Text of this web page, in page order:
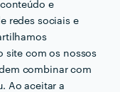
e
redes sociais e
site com os nossos
combinar com
Ao aceitar a
conclui o